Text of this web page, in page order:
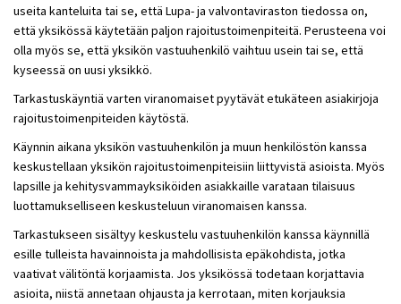
useita kanteluita tai se, että Lupa- ja valvontaviraston tiedossa on,
että yksikössä käytetään paljon rajoitustoimenpiteitä. Perusteena voi
olla myös se, että yksikön vastuuhenkilö vaihtuu usein tai se, että
kyseessä on uusi yksikkö.
Tarkastuskäyntiä varten viranomaiset pyytävät etukäteen asiakirjoja
rajoitustoimenpiteiden käytöstä.
Käynnin aikana yksikön vastuuhenkilön ja muun henkilöstön kanssa
keskustellaan yksikön rajoitustoimenpiteisiin liittyvistä asioista. Myös
lapsille ja kehitysvammayksiköiden asiakkaille varataan tilaisuus
luottamukselliseen keskusteluun viranomaisen kanssa.
Tarkastukseen sisältyy keskustelu vastuuhenkilön kanssa käynnillä
esille tulleista havainnoista ja mahdollisista epäkohdista, jotka
vaativat välitöntä korjaamista. Jos yksikössä todetaan korjattavia
asioita, niistä annetaan ohjausta ja kerrotaan, miten korjauksia